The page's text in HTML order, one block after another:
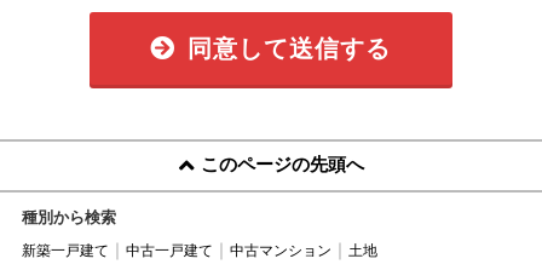
同意して送信する
このページの先頭へ
種別から検索
新築一戸建て 中古一戸建て 中古マンション 土地